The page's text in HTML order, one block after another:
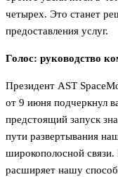
четырех. Это станет
предоставления услуг.
Голос: руководство
Президент AST
от 9 июня подчеркнул
предстоящий запуск
пути развертывания
широкополосной
расширяет нашу